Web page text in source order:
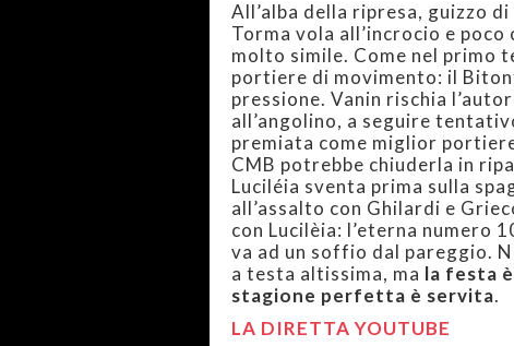
All’alba della ripresa, guizzo
Torma vola all’incrocio e
molto simile. Come nel primo
portiere di movimento: il
pressione. Vanin rischia
all’angolino, a seguire
premiata come miglior
CMB potrebbe chiuderla in
Luciléia sventa prima sulla
all’assalto con Ghilardi e
con Lucilèia: l’eterna numero
va ad un soffio dal pareggio.
a testa altissima, ma la festa
stagione perfetta è servita.
LA DIRETTA YOUTUBE